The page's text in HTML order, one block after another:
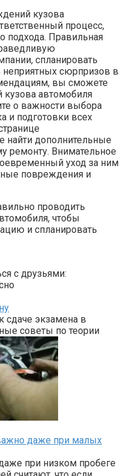
кузова
процесс,
подхода. Правильная
спланировать
сюрпризов в
вы сможете
автомобиля
о важности выбора
и подготовки всех
найти дополнительные
ремонту. Внимательное
уход за ним
повреждения и
проводить
чтобы
и спланировать
с друзьями:
сдаче экзамена в
советы по теории
даже при малых
при низком пробеге